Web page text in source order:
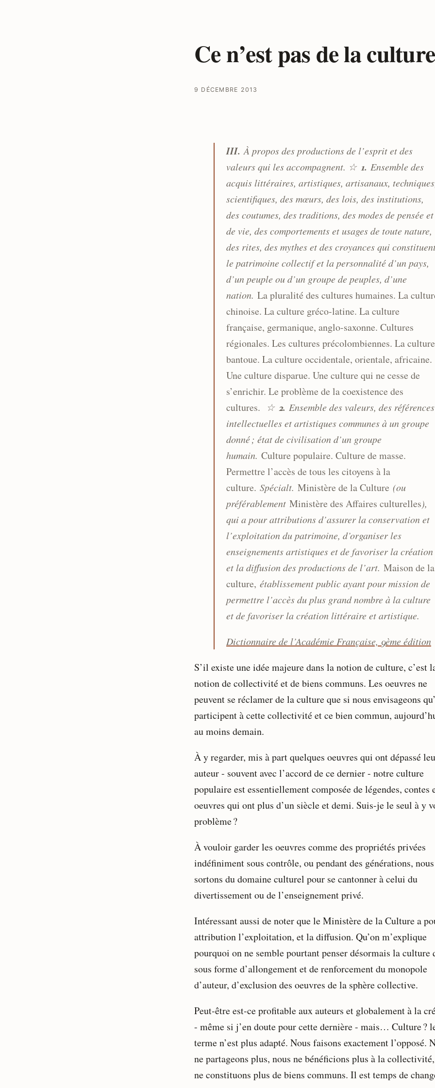
Ce n’est pas de la culture
9 DÉCEMBRE 2013
III. À propos des productions de l’esprit et des
valeurs qui les accompagnent. ☆ 1. Ensemble des
acquis littéraires, artistiques, artisanaux,
scientifiques, des mœurs, des lois, des institutions,
des coutumes, des traditions, des modes de pensée et
de vie, des comportements et usages de toute nature,
des rites, des mythes et des croyances qui
le patrimoine collectif et la personnalité d’un pays,
d’un peuple ou d’un groupe de peuples, d’une
nation. La pluralité des cultures humaines. La
chinoise. La culture gréco-latine. La culture
française, germanique, anglo-saxonne. Cultures
régionales. Les cultures précolombiennes. La culture
bantoue. La culture occidentale, orientale, africaine.
Une culture disparue. Une culture qui ne cesse de
s’enrichir. Le problème de la coexistence des
cultures. ☆ 2. Ensemble des valeurs, des références
intellectuelles et artistiques communes à un groupe
donné ; état de civilisation d’un groupe
humain. Culture populaire. Culture de masse.
Permettre l’accès de tous les citoyens à la
culture. Spécialt. Ministère de la Culture (ou
préférablement Ministère des Affaires culturelles),
qui a pour attributions d’assurer la conservation et
l’exploitation du patrimoine, d’organiser les
enseignements artistiques et de favoriser la création
et la diffusion des productions de l’art. Maison de la
culture, établissement public ayant pour mission de
permettre l’accès du plus grand nombre à la culture
et de favoriser la création littéraire et artistique.
Dictionnaire de l’Académie Française, 9ème édition
S’il existe une idée majeure dans la notion de culture, c’est
notion de collectivité et de biens communs. Les oeuvres ne
peuvent se réclamer de la culture que si nous envisageons
participent à cette collectivité et ce bien commun,
au moins demain.
À y regarder, mis à part quelques oeuvres qui ont dépassé
auteur - souvent avec l’accord de ce dernier - notre culture
populaire est essentiellement composée de légendes, contes
oeuvres qui ont plus d’un siècle et demi. Suis-je le seul à y
problème ?
À vouloir garder les oeuvres comme des propriétés privées
indéfiniment sous contrôle, ou pendant des générations, nous
sortons du domaine culturel pour se cantonner à celui du
divertissement ou de l’enseignement privé.
Intéressant aussi de noter que le Ministère de la Culture a
attribution l’exploitation, et la diffusion. Qu’on m’explique
pourquoi on ne semble pourtant penser désormais la culture
sous forme d’allongement et de renforcement du monopole
d’auteur, d’exclusion des oeuvres de la sphère collective.
Peut-être est-ce profitable aux auteurs et globalement à la
- même si j’en doute pour cette dernière - mais… Culture ?
terme n’est plus adapté. Nous faisons exactement l’opposé.
ne partageons plus, nous ne bénéficions plus à la
ne constituons plus de biens communs. Il est temps de